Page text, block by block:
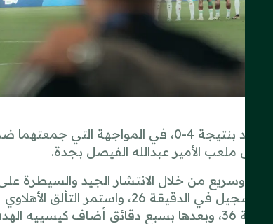
تغلّب الفريق الكروي الأول بالنادي الأهلي على ضيفه الأخدود بنتيجة 4-0، في المواجهة التي
وسريع من خلال الانتشار الجيد والسيطرة
منطقة المناورة، حيث استطاع فالنتين أتانجانا افتتاح التسجيل في الدقيقة 26، واستمر التألق الأهلاوي
لينجح فرانك كيسييه في إضافة الهدف الثاني في الدقيقة 36، وبعدها بسبع دقائق أضاف كيسييه